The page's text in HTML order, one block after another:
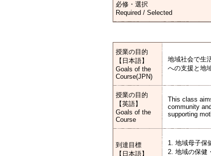
必修・選択
Required / Selected
授業の目的
【日本語】
Goals of the
Course(JPN)
地域社会で生
への支援と地
授業の目的
【英語】
Goals of the
Course
This class
community
supporting
到達目標
【日本語】
1. 地域母子保
2. 地域の保健